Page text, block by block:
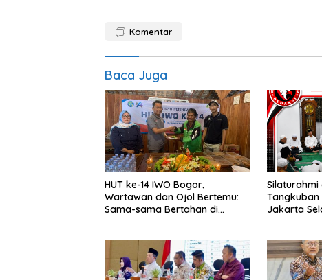
Komentar
Baca Juga
HUT ke-14 IWO Bogor,
Wartawan dan Ojol Bertemu:
Sama-sama Bertahan di
Silaturahmi
Tangkuban
Jakarta